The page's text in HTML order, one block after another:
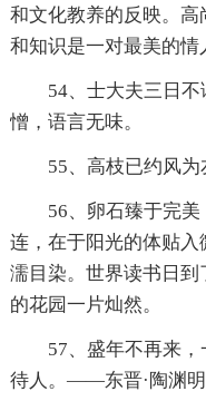
和文化教养的反映。
和知识是一对最美的情
54、士大夫三日
憎，语言无味。
55、高枝已约风为
56、卵石臻于完
连，在于阳光的体贴
濡目染。世界读书日
的花园一片灿然。
57、盛年不再来
待人。——东晋·陶渊明